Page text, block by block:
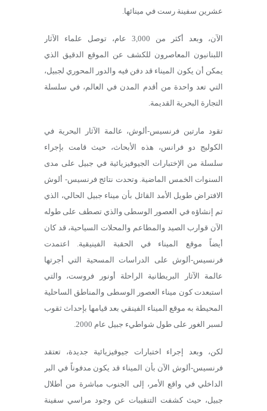
عشرين سفينة رست في مينائها.
الآن، وبعد أكثر من 3,000 عام، توصل علماء الآثار
اللبنانيون المعاصرون للكشف عن الموقع الدقيق الذي
يمكن أن يكون الميناء قد دفن فيه والدور المحوري لجبيل،
التي تعد واحدة من أقدم المدن في العالم، في سلسلة
التجارة البحرية القديمة.
تقود مارتين فرنسيس-ألوش، عالمة الآثار البحرية في
الكوليج دو فرانس، هذه الأبحاث، حيث قامت بإجراء
سلسلة من الإختبارات الجيوفيزيائية في جبيل على مدى
السنوات الخمس الماضية. وتحدت نتائج فرنسيس- ألوش
الافتراض طويل الأمد القائل بأن ميناء جبيل الحالي، الذي
تم إنشاؤه في العصور الوسطى والذي تصطف على طوله
الآن قوارب الصيد والمطاعم والمحلات السياحية، قد كان
أيضاً موقع الميناء في الحقبة الفينيقية. اعتمدت
فرنسيس-ألوش على الدراسات المسحية التي أجرتها
عالمة الآثار البريطانية الراحلة أونور فروست، والتي
استبعدت كون ميناء العصور الوسطى والمناطق الساحلية
المحيطة به موقع الميناء الفينقي بعد قيامها بإحداث ثقوب
لسبر الغور على طول شواطيء جبيل عام 2000.
لكن، وبعد إجراء اختبارات جيوفيزيائية جديدة، تعتقد
فرنسيس-ألوش الآن بأن الميناء قد يكون مدفوناً في البر
الداخلي في واقع الأمر، إلى الجنوب مباشرة من أطلال
جبيل، حيث كشفت التنقيبات عن وجود مراسي سفينة